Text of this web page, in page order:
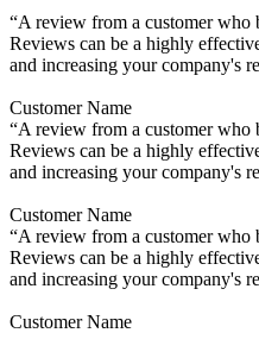
“A review from a customer who
Reviews can be a highly
and increasing your company's
Customer Name
“A review from a customer who
Reviews can be a highly
and increasing your company's
Customer Name
“A review from a customer who
Reviews can be a highly
and increasing your company's
Customer Name